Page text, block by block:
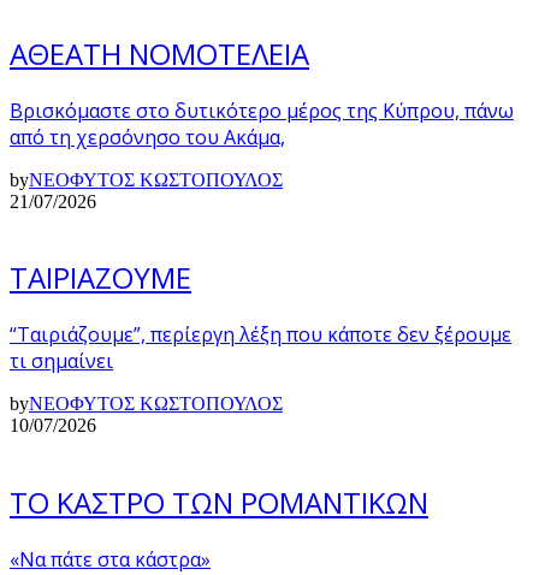
ΑΘΕΑΤΗ ΝΟΜΟΤΕΛΕΙΑ
Βρισκόμαστε στο δυτικότερο μέρος της Κύπρου, πάνω
από τη χερσόνησο του Ακάμα,
byΝΕΟΦΥΤΟΣ ΚΩΣΤΟΠΟΥΛΟΣ
21/07/2026
ΤΑΙΡΙΑΖΟΥΜΕ
“Ταιριάζουμε”, περίεργη λέξη που κάποτε δεν ξέρουμε
τι σημαίνει
byΝΕΟΦΥΤΟΣ ΚΩΣΤΟΠΟΥΛΟΣ
10/07/2026
ΤΟ ΚΑΣΤΡΟ ΤΩΝ ΡΟΜΑΝΤΙΚΩΝ
«Να πάτε στα κάστρα»